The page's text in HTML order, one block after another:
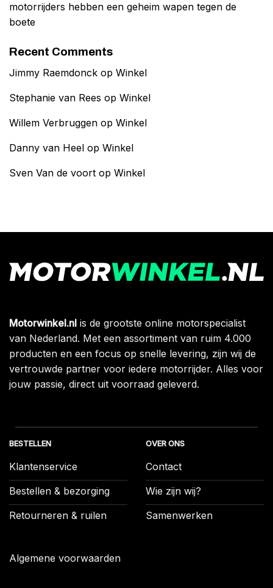
motorrijders hebben een geheim wapen tegen de
boete
Recent Comments
Jimmy Raemdonck op Winkel
Stephanie van Rees op Winkel
Willem Verbruggen op Winkel
Danny van Heel op Winkel
Sven Van de voort op Winkel
Motorwinkel.nl is de grootste online motorspecialist
van Nederland. Met een assortiment van ruim 4.000
producten en een focus op snelle levering, zijn wij de
vertrouwde partner voor iedere motorrijder. Alles voor
jouw passie, direct uit voorraad geleverd.
BESTELLEN
Klantenservice
Bestellen & bezorging
Retourneren & ruilen
Algemene voorwaarden
OVER ONS
Contact
Wie zijn wij?
Samenwerken